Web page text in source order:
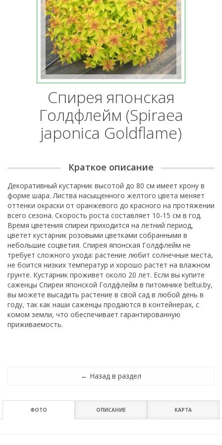
Спирея японская
Голдфлейм (Spiraea
japonica Goldflame)
Краткое описание
Декоративный кустарник высотой до 80 см имеет крону в
форме шара. Листва насыщенного желтого цвета меняет
оттенки окраски от оранжевого до красного на протяжении
всего сезона. Скорость роста составляет 10-15 см в год.
Время цветения спиреи приходится на летний период,
цветет кустарник розовыми цветками собранными в
небольшие соцветия. Спирея японская Голдфлейм не
требует сложного ухода: растение любит солнечные места,
не боится низких температур и хорошо растет на влажном
грунте. Кустарник проживет около 20 лет. Если вы купите
саженцы Спиреи японской Голдфлейм в питомнике beltui.by,
вы можете высадить растение в свой сад в любой день в
году, так как наши саженцы продаются в контейнерах, с
комом земли, что обеспечивает гарантированную
приживаемость.
ФОТО ОПИСАНИЕ КАРТА